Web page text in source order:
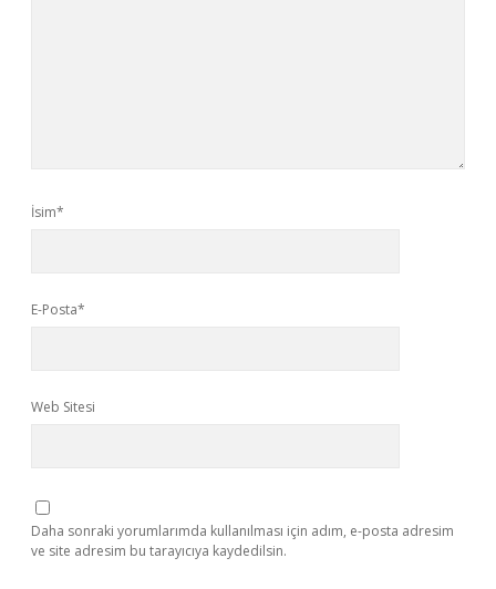
İsim*
E-Posta*
Web Sitesi
Daha sonraki yorumlarımda kullanılması için adım, e-posta adresim
ve site adresim bu tarayıcıya kaydedilsin.